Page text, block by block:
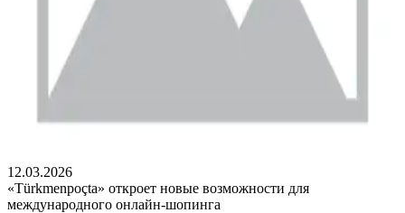
12.03.2026
«Türkmenpoçta» откроет новые возможности для
международного онлайн-шопинга